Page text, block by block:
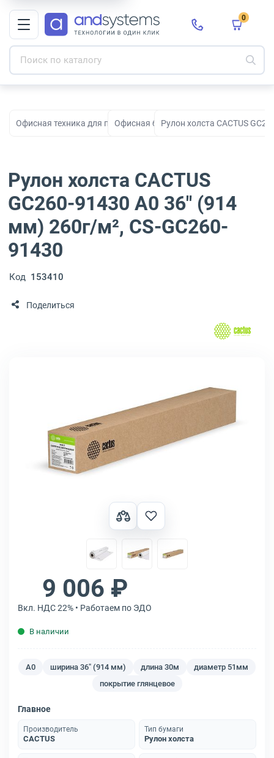
0
Офисная техника для печати, сканирования и
Офисная бумагаРулон холста CACTUS
Рулон холста CACTUS
GC260-91430 A0 36" (914
мм) 260г/м², CS-GC260-
91430
Код 153410
Поделиться
9 006 ₽
Вкл. НДС 22% • Работаем по ЭДО
В наличии
A0 ширина 36" (914 мм) длина 30м
диаметр 51мм
покрытие глянцевое
Главное
Производитель
CACTUS
Тип бумаги
Рулон холста